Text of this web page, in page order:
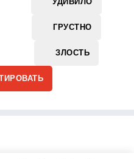
ГРУСТНО
ЗЛОСТЬ